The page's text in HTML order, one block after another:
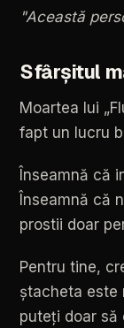
"Această
Sfârșitul
Moartea lui
fapt un lucru
Înseamnă că
Înseamnă că
prostii doar
Pentru tine,
ștacheta este
puteți doar să